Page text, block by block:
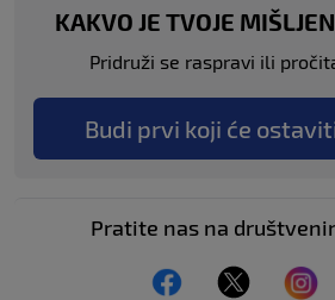
KAKVO JE TVOJE
Pridruži se raspravi ili
Budi prvi koji će
Pratite nas na